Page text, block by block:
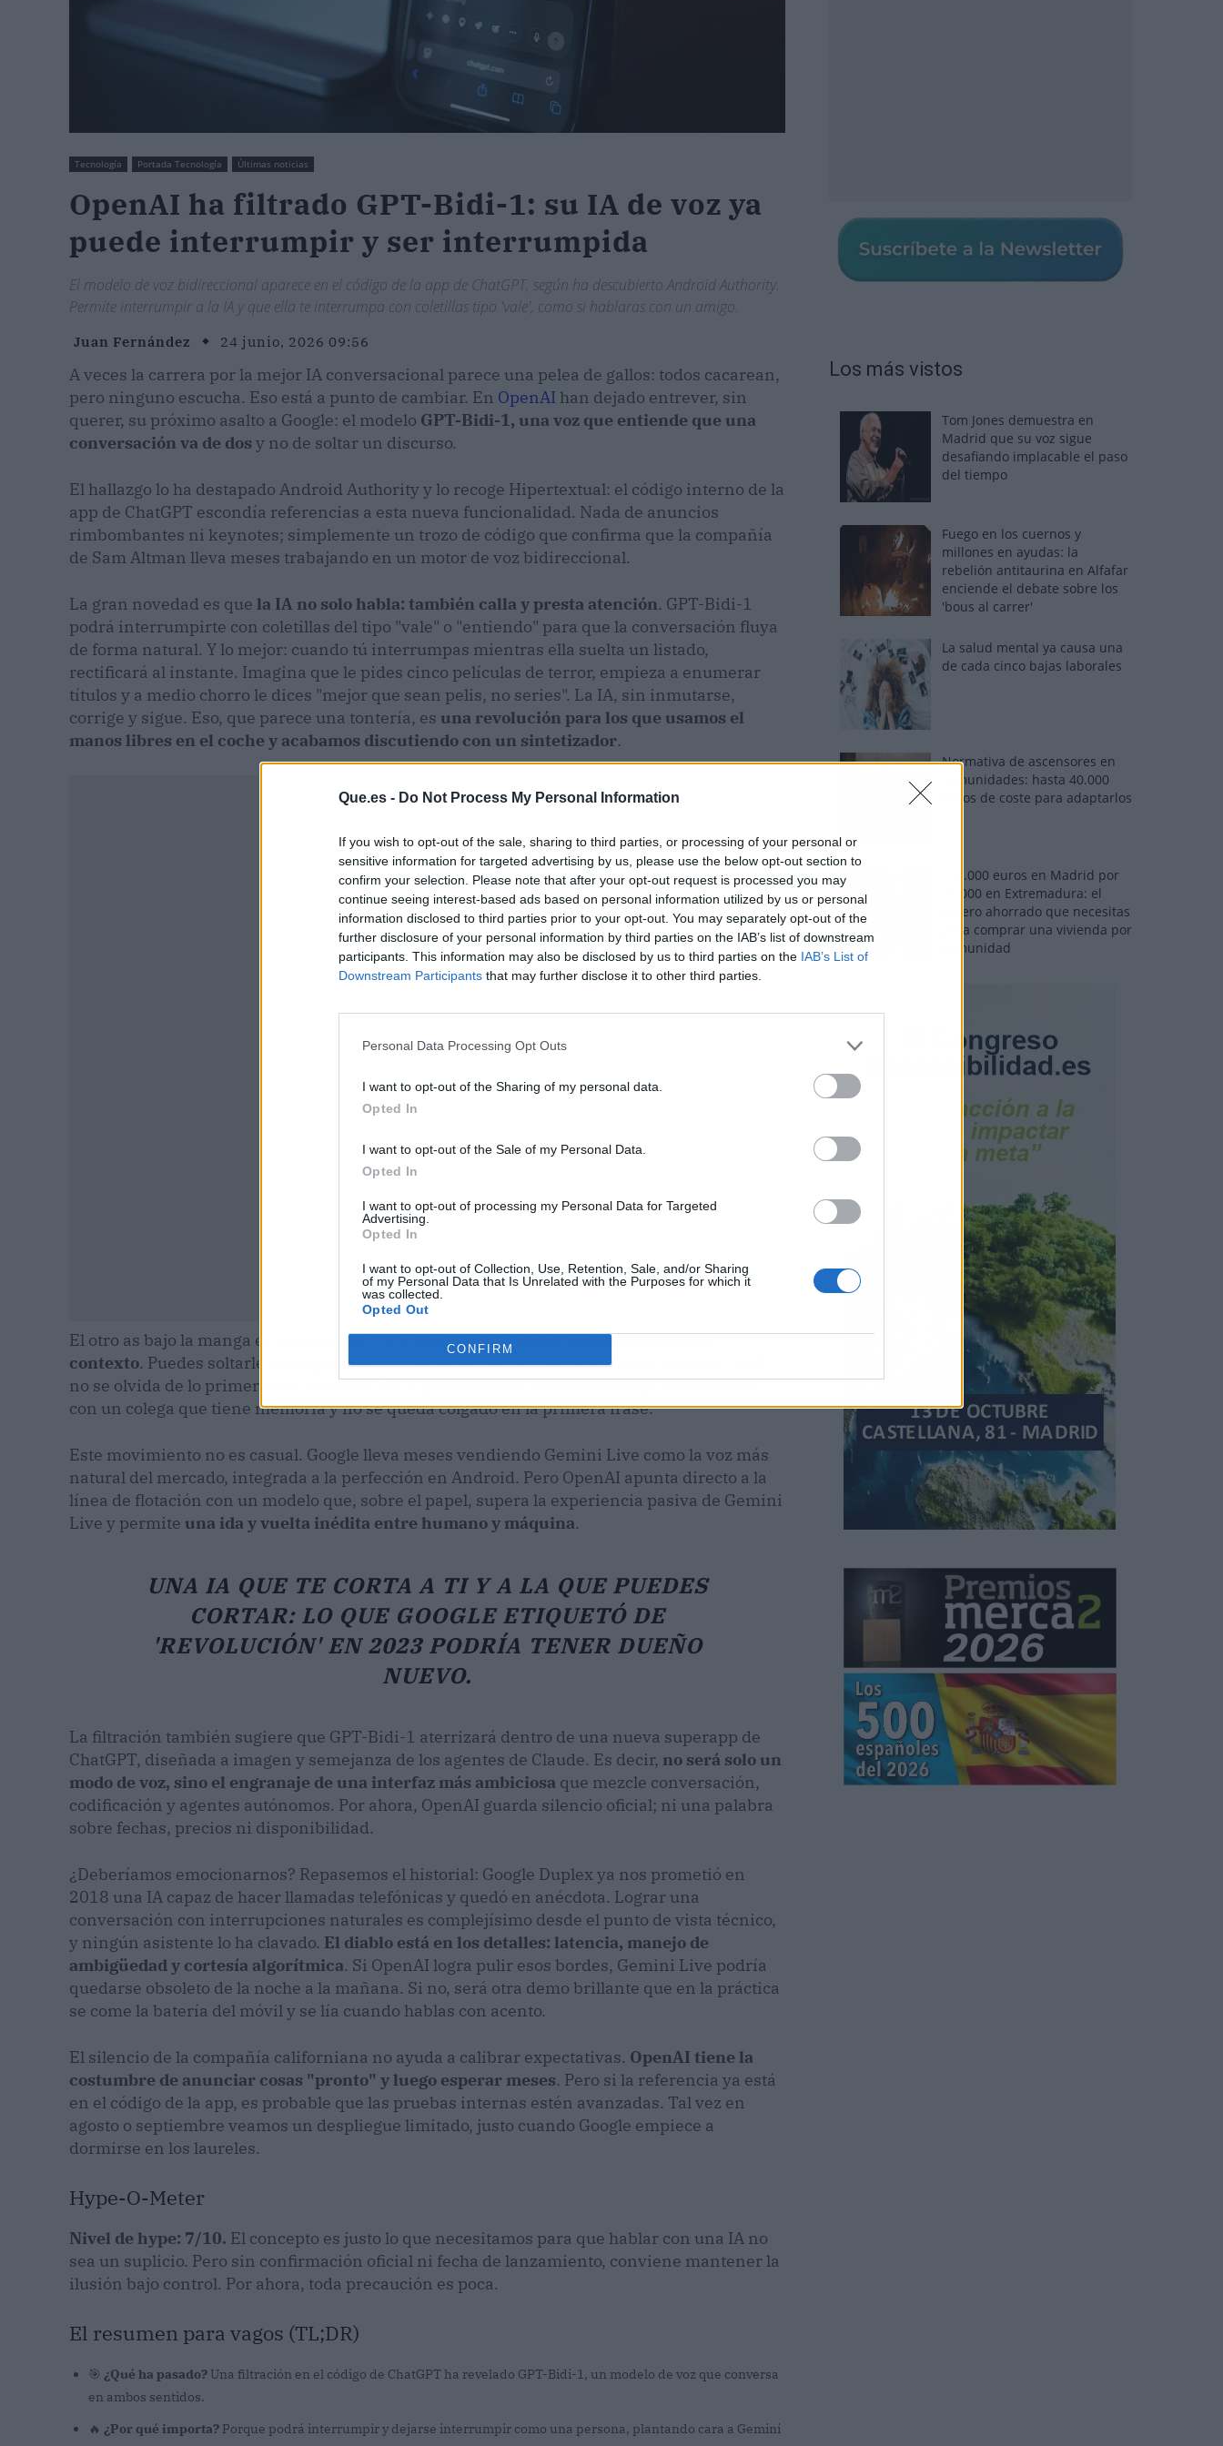
Que.es - Do Not Process My Personal Information
If you wish to opt-out of the sale, sharing to third parties, or processing of your personal or
sensitive information for targeted advertising by us, please use the below opt-out section to
confirm your selection. Please note that after your opt-out request is processed you may
continue seeing interest-based ads based on personal information utilized by us or personal
information disclosed to third parties prior to your opt-out. You may separately opt-out of the
further disclosure of your personal information by third parties on the IAB’s list of downstream
participants. This information may also be disclosed by us to third parties on the IAB’s List of
Downstream Participants that may further disclose it to other third parties.
Personal Data Processing Opt Outs
I want to opt-out of the Sharing of my personal data.
Opted In
I want to opt-out of the Sale of my Personal Data.
Opted In
I want to opt-out of processing my Personal Data for Targeted
Advertising.
Opted In
I want to opt-out of Collection, Use, Retention, Sale, and/or Sharing
of my Personal Data that Is Unrelated with the Purposes for which it
was collected.
Opted Out
CONFIRM
Tecnología Portada Tecnología Últimas noticias
OpenAI ha filtrado GPT-Bidi-1: su IA de voz ya
puede interrumpir y ser interrumpida
El modelo de voz bidireccional aparece en el código de la app de ChatGPT, según ha descubierto Android Authority.
Permite interrumpir a la IA y que ella te interrumpa con coletillas tipo 'vale', como si hablaras con un amigo.
Juan Fernández 24 junio, 2026 09:56
A veces la carrera por la mejor IA conversacional parece una pelea de gallos: todos cacarean,
pero ninguno escucha. Eso está a punto de cambiar. En OpenAI han dejado entrever, sin
querer, su próximo asalto a Google: el modelo GPT-Bidi-1, una voz que entiende que una
conversación va de dos y no de soltar un discurso.
El hallazgo lo ha destapado Android Authority y lo recoge Hipertextual: el código interno de la
app de ChatGPT escondía referencias a esta nueva funcionalidad. Nada de anuncios
rimbombantes ni keynotes; simplemente un trozo de código que confirma que la compañía
de Sam Altman lleva meses trabajando en un motor de voz bidireccional.
La gran novedad es que la IA no solo habla: también calla y presta atención. GPT-Bidi-1
podrá interrumpirte con coletillas del tipo "vale" o "entiendo" para que la conversación fluya
de forma natural. Y lo mejor: cuando tú interrumpas mientras ella suelta un listado,
rectificará al instante. Imagina que le pides cinco películas de terror, empieza a enumerar
títulos y a medio chorro le dices "mejor que sean pelis, no series". La IA, sin inmutarse,
corrige y sigue. Eso, que parece una tontería, es una revolución para los que usamos el
manos libres en el coche y acabamos discutiendo con un sintetizador.
Publicidad
El otro as bajo la manga es la capacidad deentender peticiones largas sin perder el
contexto. Puedes soltarle la pregunta principal y luego añadir aclaraciones o matices: la IA
no se olvida de lo primero que le dijiste. En la práctica, esto acerca el diálogo a una charla
con un colega que tiene memoria y no se queda colgado en la primera frase.
Este movimiento no es casual. Google lleva meses vendiendo Gemini Live como la voz más
natural del mercado, integrada a la perfección en Android. Pero OpenAI apunta directo a la
línea de flotación con un modelo que, sobre el papel, supera la experiencia pasiva de Gemini
Live y permite una ida y vuelta inédita entre humano y máquina.
UNA IA QUE TE CORTA A TI Y A LA QUE PUEDES
CORTAR: LO QUE GOOGLE ETIQUETÓ DE
'REVOLUCIÓN' EN 2023 PODRÍA TENER DUEÑO
NUEVO.
La filtración también sugiere que GPT-Bidi-1 aterrizará dentro de una nueva superapp de
ChatGPT, diseñada a imagen y semejanza de los agentes de Claude. Es decir, no será solo un
modo de voz, sino el engranaje de una interfaz más ambiciosa que mezcle conversación,
codificación y agentes autónomos. Por ahora, OpenAI guarda silencio oficial; ni una palabra
sobre fechas, precios ni disponibilidad.
¿Deberíamos emocionarnos? Repasemos el historial: Google Duplex ya nos prometió en
2018 una IA capaz de hacer llamadas telefónicas y quedó en anécdota. Lograr una
conversación con interrupciones naturales es complejísimo desde el punto de vista técnico,
y ningún asistente lo ha clavado. El diablo está en los detalles: latencia, manejo de
ambigüedad y cortesía algorítmica. Si OpenAI logra pulir esos bordes, Gemini Live podría
quedarse obsoleto de la noche a la mañana. Si no, será otra demo brillante que en la práctica
se come la batería del móvil y se lía cuando hablas con acento.
El silencio de la compañía californiana no ayuda a calibrar expectativas. OpenAI tiene la
costumbre de anunciar cosas "pronto" y luego esperar meses. Pero si la referencia ya está
en el código de la app, es probable que las pruebas internas estén avanzadas. Tal vez en
agosto o septiembre veamos un despliegue limitado, justo cuando Google empiece a
dormirse en los laureles.
Hype-O-Meter
Nivel de hype: 7/10. El concepto es justo lo que necesitamos para que hablar con una IA no
sea un suplicio. Pero sin confirmación oficial ni fecha de lanzamiento, conviene mantener la
ilusión bajo control. Por ahora, toda precaución es poca.
El resumen para vagos (TL;DR)
🎯 ¿Qué ha pasado? Una filtración en el código de ChatGPT ha revelado GPT-Bidi-1, un modelo de voz que conversa
en ambos sentidos.
🔥 ¿Por qué importa? Porque podrá interrumpir y dejarse interrumpir como una persona, plantando cara a Gemini
Los más vistos
Tom Jones demuestra en
Madrid que su voz sigue
desafiando implacable el paso
del tiempo
Fuego en los cuernos y
millones en ayudas: la
rebelión antitaurina en Alfafar
enciende el debate sobre los
'bous al carrer'
La salud mental ya causa una
de cada cinco bajas laborales
Normativa de ascensores en
comunidades: hasta 40.000
euros de coste para adaptarlos
110.000 euros en Madrid por
31.000 en Extremadura: el
dinero ahorrado que necesitas
para comprar una vivienda por
comunidad